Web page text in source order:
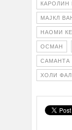
КАРОЛИН
МАЈКЛ
НАОМИ
ОСМАН
САМАНТА
ХОЛИ